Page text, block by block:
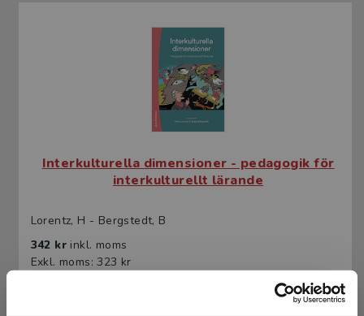
Interkulturella dimensioner - pedagogik för
interkulturellt lärande
Lorentz, H - Bergstedt, B
342 kr inkl. moms
Exkl. moms: 323 kr